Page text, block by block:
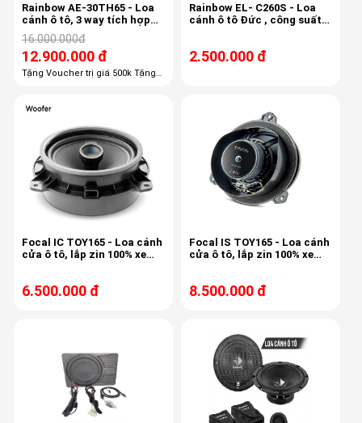
Rainbow AE-30TH65 - Loa
cánh ô tô, 3 way tích hợp
mid-treb , 6.5 inch, 80/150w,
50-22khz, 87db
16.000.000đ
12.900.000 đ
Tặng Voucher trị giá 500k Tặng
Tặng 50% chống ồn trị giá 3800k
Rainbow EL- C260S - Loa
cánh ô tô Đức , công suất
2.500.000 đ
Focal IC TOY165 - Loa cánh
cửa ô tô, lắp zin 100% xe
6.500.000 đ
Focal IS TOY165 - Loa cánh
cửa ô tô, lắp zin 100% xe
8.500.000 đ